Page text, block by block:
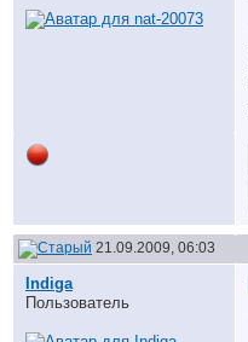
21.09.2009, 06:03
Indiga
Пользователь